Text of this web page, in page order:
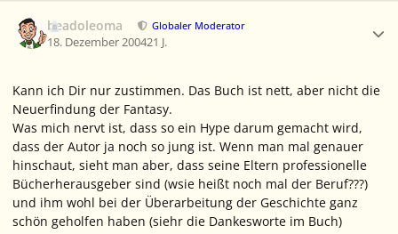
beadoleoma Globaler Moderator
18. Dezember 200421 J.
Kann ich Dir nur zustimmen. Das Buch ist nett, aber nicht die
Neuerfindung der Fantasy.
Was mich nervt ist, dass so ein Hype darum gemacht wird,
dass der Autor ja noch so jung ist. Wenn man mal genauer
hinschaut, sieht man aber, dass seine Eltern professionelle
Bücherherausgeber sind (wsie heißt noch mal der Beruf???)
und ihm wohl bei der Überarbeitung der Geschichte ganz
schön geholfen haben (siehr die Dankesworte im Buch)